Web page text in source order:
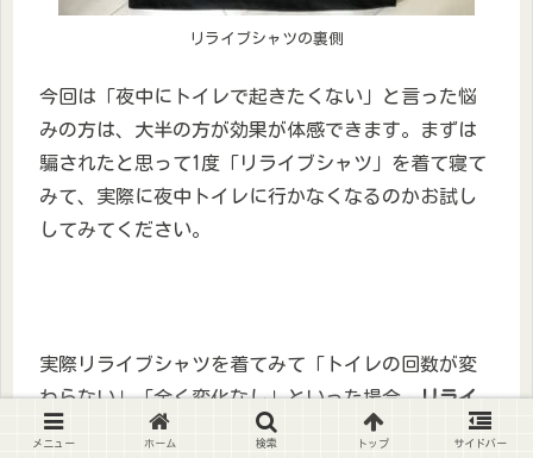
リライブシャツの裏側
今回は「夜中にトイレで起きたくない」と言った悩
みの方は、大半の方が効果が体感できます。まずは
騙されたと思って1度「リライブシャツ」を着て寝て
みて、実際に夜中トイレに行かなくなるのかお試し
してみてください。
実際リライブシャツを着てみて「トイレの回数が変
わらない」「全く変化なし」といった場合、リライ
ブシャツには返品保証が付いています。
メニュー ホーム 検索 トップ サイドバー